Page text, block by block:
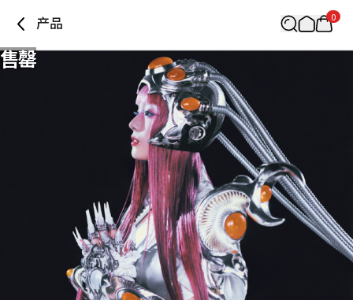
产品 0
售罄